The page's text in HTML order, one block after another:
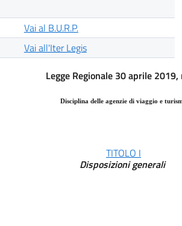
Vai al B.U.R.P.
Vai all'Iter Legis
Legge Regionale 30 aprile 2019,
Disciplina delle agenzie di viaggio e
TITOLO I
Disposizioni generali